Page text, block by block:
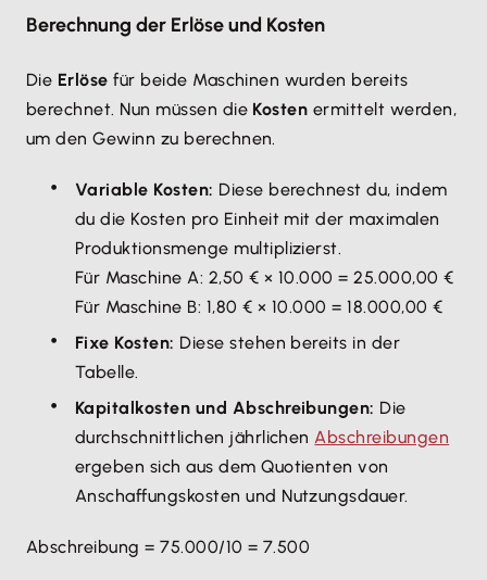
Berechnung der Erlöse und Kosten
Die Erlöse für beide Maschinen wurden bereits
berechnet. Nun müssen die Kosten ermittelt werden,
um den Gewinn zu berechnen.
Variable Kosten: Diese berechnest du, indem
du die Kosten pro Einheit mit der maximalen
Produktionsmenge multiplizierst.
Für Maschine A: 2,50 € × 10.000 = 25.000,00 €
Für Maschine B: 1,80 € × 10.000 = 18.000,00 €
Fixe Kosten: Diese stehen bereits in der
Tabelle.
Kapitalkosten und Abschreibungen: Die
durchschnittlichen jährlichenAbschreibungen
ergeben sich aus dem Quotienten von
Anschaffungskosten und Nutzungsdauer.
Abschreibung = 75.000/10 = 7.500